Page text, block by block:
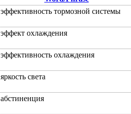
эффективность тормозной системы
эффект охлаждения
эффективность охлаждения
яркость света
абстиненция